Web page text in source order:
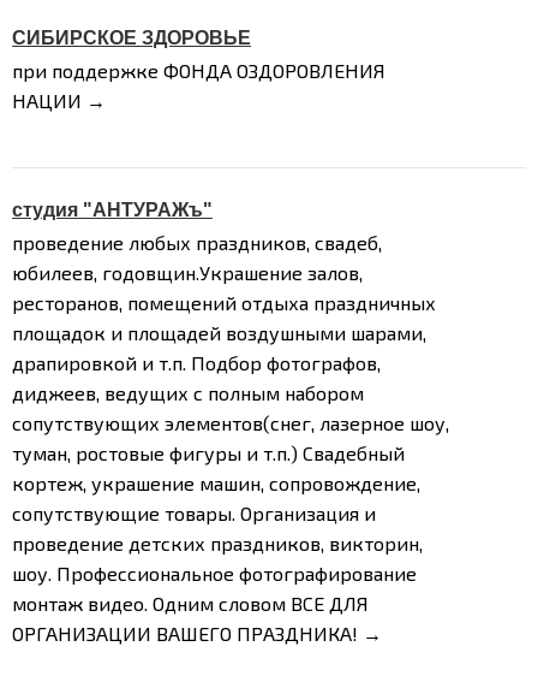
СИБИРСКОЕ ЗДОРОВЬЕ
при поддержке ФОНДА ОЗДОРОВЛЕНИЯ
НАЦИИ →
студия "АНТУРАЖъ"
проведение любых праздников, свадеб,
юбилеев, годовщин.Украшение залов,
ресторанов, помещений отдыха праздничных
площадок и площадей воздушными шарами,
драпировкой и т.п. Подбор фотографов,
диджеев, ведущих с полным набором
сопутствующих элементов(снег, лазерное шоу,
туман, ростовые фигуры и т.п.) Свадебный
кортеж, украшение машин, сопровождение,
сопутствующие товары. Организация и
проведение детских праздников, викторин,
шоу. Профессиональное фотографирование
монтаж видео. Одним словом ВСЕ ДЛЯ
ОРГАНИЗАЦИИ ВАШЕГО ПРАЗДНИКА! →